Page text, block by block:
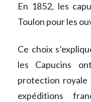
En 1852, les
Toulon pour les
Ce choix
les Capucins
protection
expéditions